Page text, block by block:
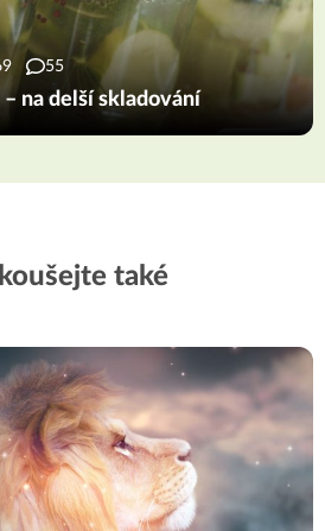
55
na delší skladování
také